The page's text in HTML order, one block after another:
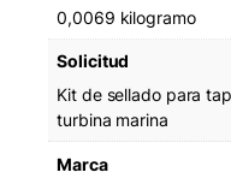
r
G
0,0069 kilogramo
Solicitud
Kit de sellado para
turbina marina
Marca